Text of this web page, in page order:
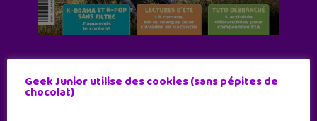
11 numéros par an
Geek Junior utilise des cookies (sans pépites de
chocolat)